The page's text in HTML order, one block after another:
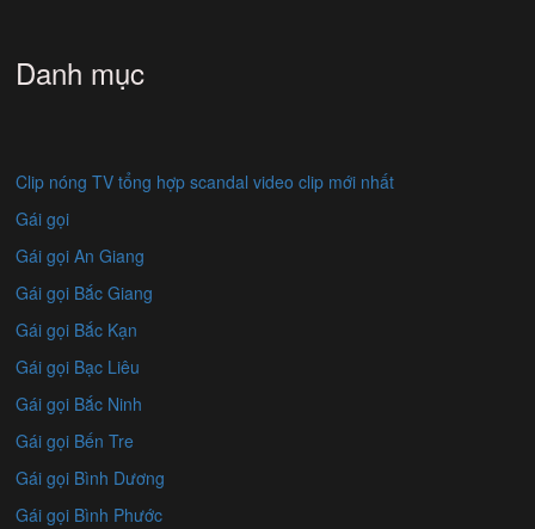
Danh mục
Clip nóng TV tổng hợp scandal video clip mới nhất
Gái gọi
Gái gọi An Giang
Gái gọi Bắc Giang
Gái gọi Bắc Kạn
Gái gọi Bạc Liêu
Gái gọi Bắc Ninh
Gái gọi Bến Tre
Gái gọi Bình Dương
Gái gọi Bình Phước